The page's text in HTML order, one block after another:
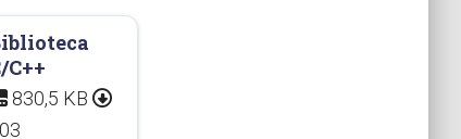
C++
830,5 KB